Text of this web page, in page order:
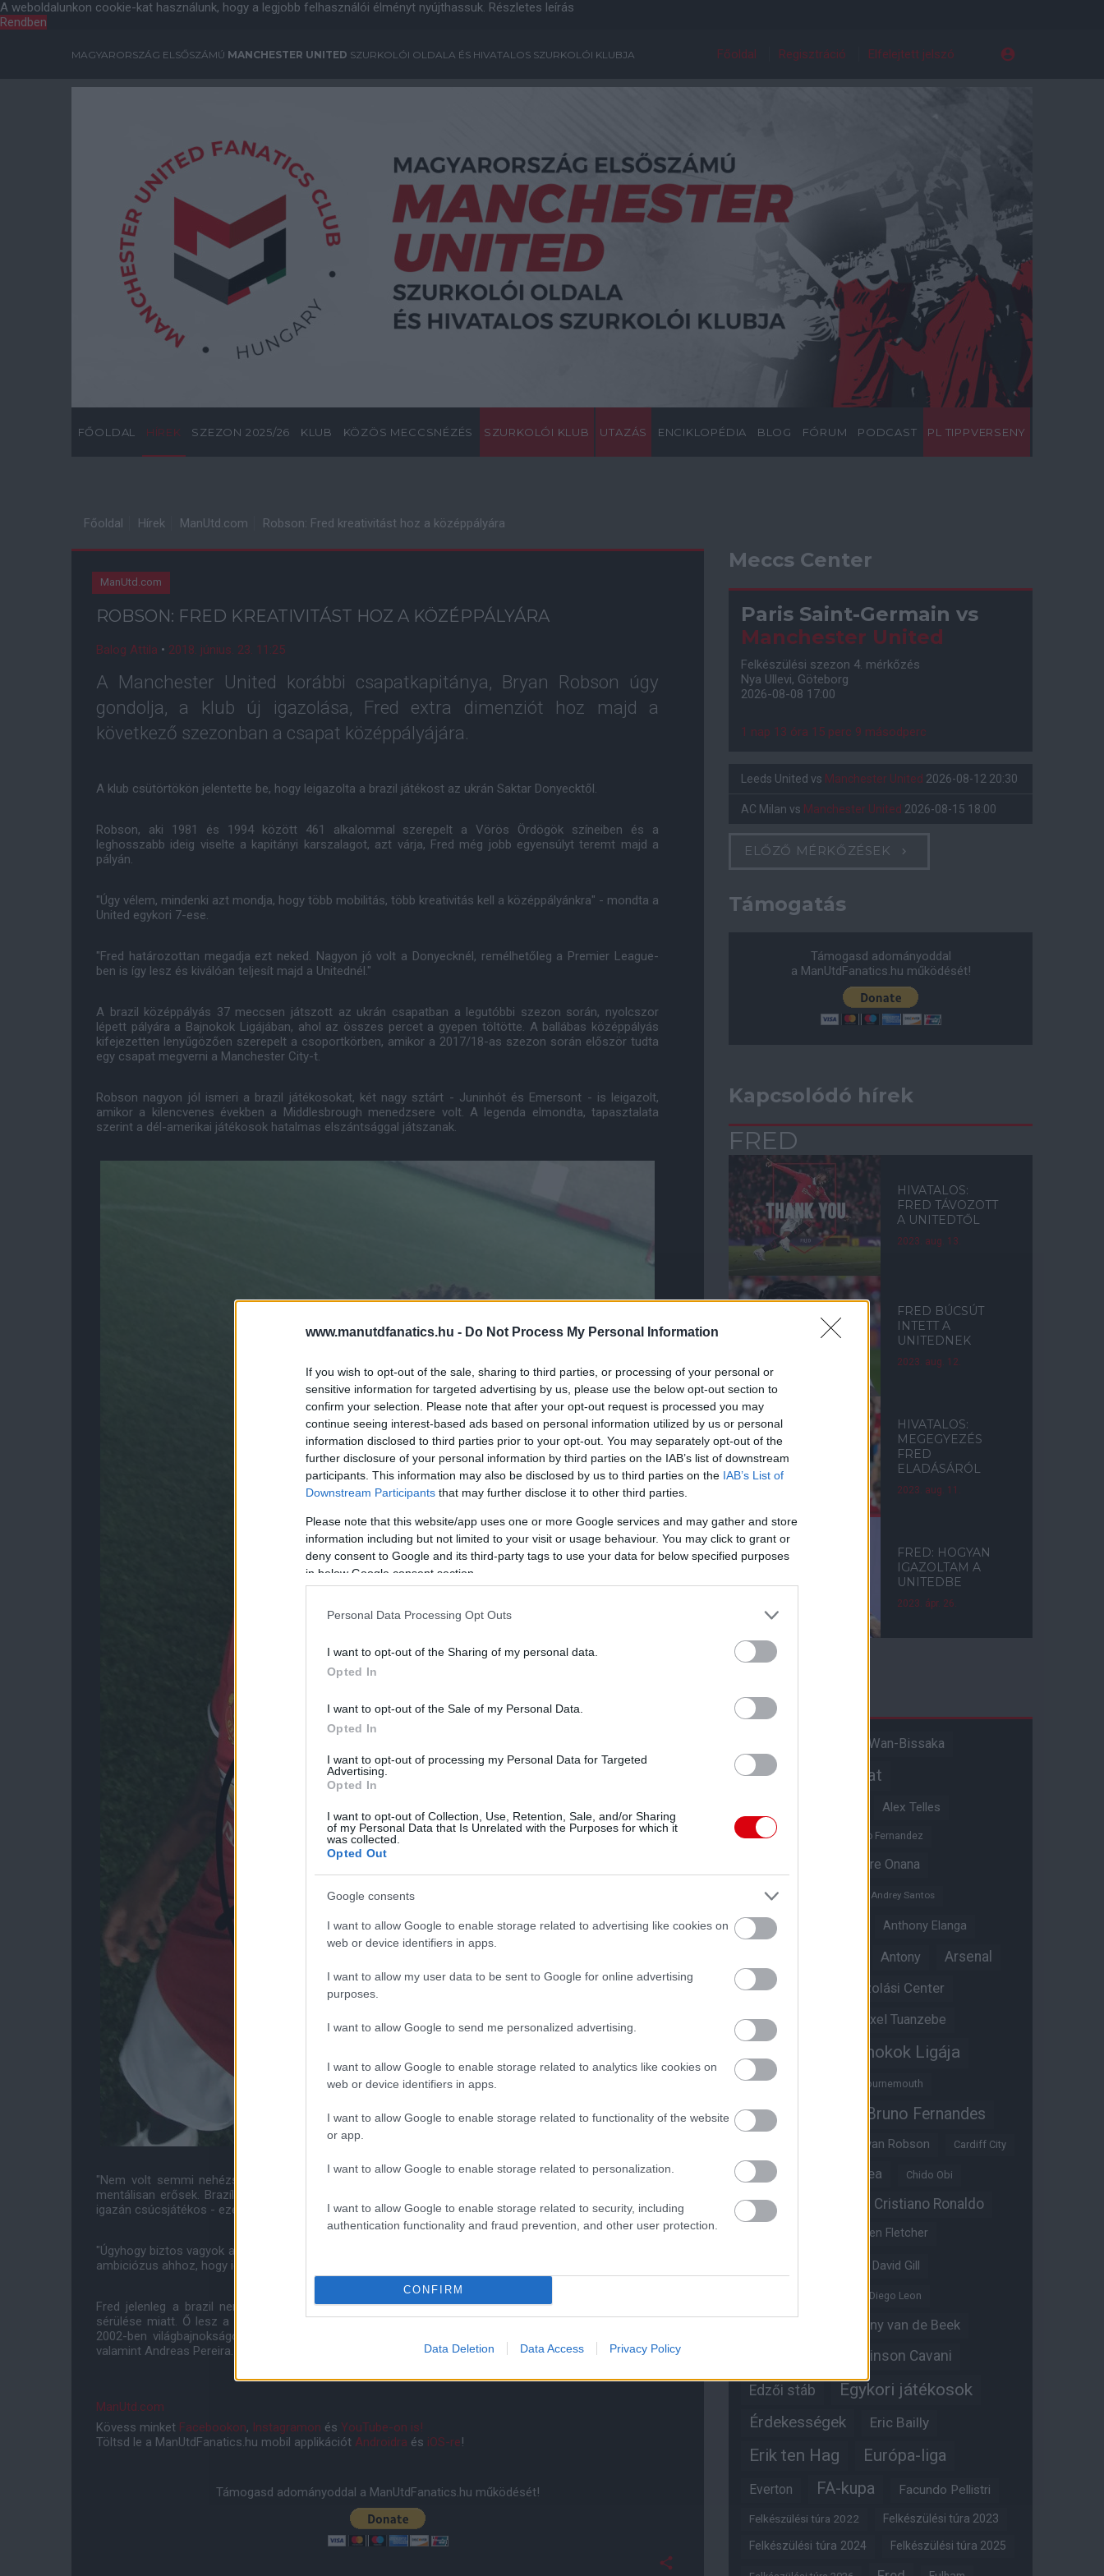
A weboldalunkon cookie-kat használunk, hogy a legjobb felhasználói élményt nyújthassuk. Részletes leírás
Rendben
www.manutdfanatics.hu - Do Not Process My Personal Information
If you wish to opt-out of the sale, sharing to third parties, or processing of your personal or
sensitive information for targeted advertising by us, please use the below opt-out section to
confirm your selection. Please note that after your opt-out request is processed you may
continue seeing interest-based ads based on personal information utilized by us or personal
information disclosed to third parties prior to your opt-out. You may separately opt-out of the
further disclosure of your personal information by third parties on the IAB’s list of downstream
participants. This information may also be disclosed by us to third parties on the IAB’s List of
Downstream Participants that may further disclose it to other third parties.
Please note that this website/app uses one or more Google services and may gather and store
information including but not limited to your visit or usage behaviour. You may click to grant or
deny consent to Google and its third-party tags to use your data for below specified purposes
in below Google consent section.
Personal Data Processing Opt Outs
I want to opt-out of the Sharing of my personal data.
Opted In
I want to opt-out of the Sale of my Personal Data.
Opted In
I want to opt-out of processing my Personal Data for Targeted
Advertising.
Opted In
I want to opt-out of Collection, Use, Retention, Sale, and/or Sharing
of my Personal Data that Is Unrelated with the Purposes for which it
was collected.
Opted Out
Google consents
I want to allow Google to enable storage related to advertising like cookies on
web or device identifiers in apps.
I want to allow my user data to be sent to Google for online advertising
purposes.
I want to allow Google to send me personalized advertising.
I want to allow Google to enable storage related to analytics like cookies on
web or device identifiers in apps.
I want to allow Google to enable storage related to functionality of the website
or app.
I want to allow Google to enable storage related to personalization.
I want to allow Google to enable storage related to security, including
authentication functionality and fraud prevention, and other user protection.
CONFIRM
Data Deletion Data Access Privacy Policy
MAGYARORSZÁG ELSŐSZÁMÚ MANCHESTER UNITED SZURKOLÓI OLDALA ÉS HIVATALOS SZURKOLÓI KLUBJA Főoldal Regisztráció Elfelejtett jelszó
FŐOLDAL HÍREK SZEZON 2025/26 KLUB KÖZÖS MECCSNÉZÉS SZURKOLÓI KLUB UTAZÁS ENCIKLOPÉDIA BLOG FÓRUM PODCAST PL TIPPVERSENY
Főoldal Hírek ManUtd.com Robson: Fred kreativitást hoz a középpályára
ManUtd.com
ROBSON: FRED KREATIVITÁST HOZ A KÖZÉPPÁLYÁRA
Balog Attila • 2018. június. 23. 11:25
A Manchester United korábbi csapatkapitánya, Bryan Robson úgy
gondolja, a klub új igazolása, Fred extra dimenziót hoz majd a
következő szezonban a csapat középpályájára.
A klub csütörtökön jelentette be, hogy leigazolta a brazil játékost az ukrán Saktar Donyecktől.
Robson, aki 1981 és 1994 között 461 alkalommal szerepelt a Vörös Ördögök színeiben és a
leghosszabb ideig viselte a kapitányi karszalagot, azt várja, Fred még jobb egyensúlyt teremt majd a
pályán.
"Úgy vélem, mindenki azt mondja, hogy több mobilitás, több kreativitás kell a középpályánkra" - mondta a
United egykori 7-ese.
"Fred határozottan megadja ezt neked. Nagyon jó volt a Donyecknél, remélhetőleg a Premier League-
ben is így lesz és kiválóan teljesít majd a Unitednél."
A brazil középpályás 37 meccsen játszott az ukrán csapatban a legutóbbi szezon során, nyolcszor
lépett pályára a Bajnokok Ligájában, ahol az összes percet a gyepen töltötte. A ballábas középpályás
kifejezetten lenyűgözően szerepelt a csoportkörben, amikor a 2017/18-as szezon során először tudta
egy csapat megverni a Manchester City-t.
Robson nagyon jól ismeri a brazil játékosokat, két nagy sztárt - Juninhót és Emersont - is leigazolt,
amikor a kilencvenes években a Middlesbrough menedzsere volt. A legenda elmondta, tapasztalata
szerint a dél-amerikai játékosok hatalmas elszántsággal játszanak.
"Nem volt semmi nehézségem velük [Juninhóval és Emersonnal]. A brazilok kemény személyiségek,
mentálisan erősek. Brazíliában az a helyzet, hogy ha nem bizonyítod magad Európában, nem is vagy
igazán csúcsjátékos - ezért imádnak Európába jönni és itt bizonyítani."
"Úgyhogy biztos vagyok abban, hogy Fred - Ukrajnából átigazolva a Premier League-be - elég kemény és
ambiciózus ahhoz, hogy igazán jól teljesítsen. Nem hiszem, hogy bármi gondja lesz a beilleszkedéssel."
Fred jelenleg a brazil nemzeti csapattal Oroszországban van, ám egyelőre még nem lépett pályára
sérülése miatt. Ő lesz a klub történelmének hetedik brazil játékosa. Előtte manchesteri játékos volt a
2002-ben világbajnokságot nyerő Kleberson, Anderson, Rodrigo Possebon, Rafael és Fabio da Silva,
valamint Andreas Pereira.
ManUtd.com
Kövess minket Facebookon, Instagramon és YouTube-on is!
Töltsd le a ManUtdFanatics.hu mobil applikációt Androidra és iOS-re!
Támogasd adományoddal a ManUtdFanatics.hu működését!
Meccs Center
Paris Saint-Germain vs
Manchester United
Felkészülési szezon 4. mérkőzés
Nya Ullevi, Göteborg
2026-08-08 17:00
1 nap 13 óra 15 perc 8 másodperc
Leeds United vs Manchester United 2026-08-12 20:30
AC Milan vs Manchester United 2026-08-15 18:00
ELŐZŐ MÉRKŐZÉSEK
Támogatás
Támogasd adományoddal
a ManUtdFanatics.hu működését!
Kapcsolódó hírek
FRED
HIVATALOS:
FRED TÁVOZOTT
A UNITEDTŐL
2023. aug. 13.
FRED BÚCSÚT
INTETT A
UNITEDNEK
2023. aug. 12.
HIVATALOS:
MEGEGYEZÉS
FRED
ELADÁSÁRÓL
2023. aug. 11.
FRED: HOGYAN
IGAZOLTAM A
UNITEDBE
2023. ápr. 26.
Aaron Wan-Bissaka
Akadémiai csapat
Alex Telles
Altay Bayindir Alvaro Fernandez
Andre Onana
Andreas Pereira
Andrey Santos
Angol válogatott Anthony Elanga
Antony Arsenal
Aston Villa Átigazolási Center
Átigazolások Axel Tuanzebe
Bajnokok Ligája
Benjamin Sesko Bournemouth
Brandon Williams Bruno Fernandes
Bryan Robson Cardiff City
Casemiro Chelsea Chido Obi
Christian Eriksen Cristiano Ronaldo
Darren Fletcher
David Gill
Diego Leon
Donny van de Beek
Edinson Cavani
Edzői stáb Egykori játékosok
Érdekességek Eric Bailly
Erik ten Hag Európa-liga
Everton FA-kupa Facundo Pellistri
Felkészülési túra 2022 Felkészülési túra 2023
Felkészülési túra 2024 Felkészülési túra 2025